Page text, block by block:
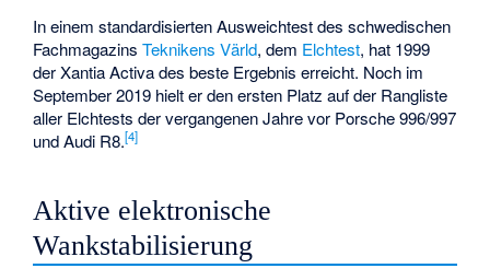
In einem standardisierten Ausweichtest des schwedischen
FachmagazinsTeknikens Värld, dem Elchtest, hat 1999
der Xantia Activa des beste Ergebnis erreicht. Noch im
September 2019 hielt er den ersten Platz auf der Rangliste
aller Elchtests der vergangenen Jahre vor Porsche 996/997
und Audi R8.[4]
Aktive elektronische
Wankstabilisierung